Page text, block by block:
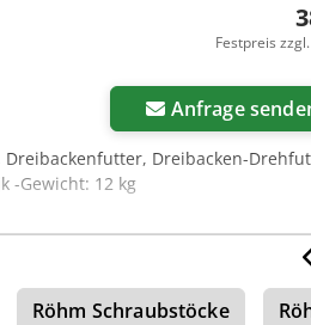
Festpreis
Anfrage
Dreibacken-
-Gewicht: 12 kg
Röhm Schraubstöcke